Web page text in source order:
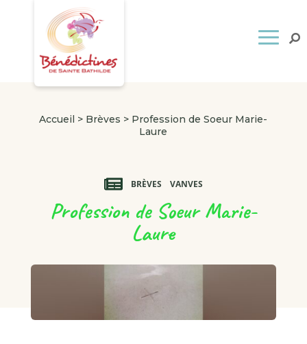
Accueil > Brèves > Profession de Soeur Marie-
Laure
BRÈVES VANVES
Profession de Soeur Marie-
Laure